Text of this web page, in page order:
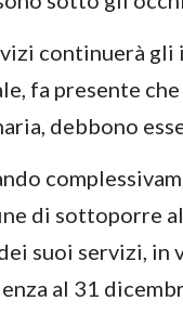
continuerà
fa presente
debbono
di sottoporre
suoi servizi, in
al 31